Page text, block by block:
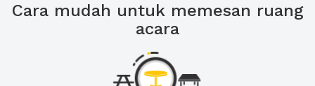
Cara mudah untuk memesan ruang
acara